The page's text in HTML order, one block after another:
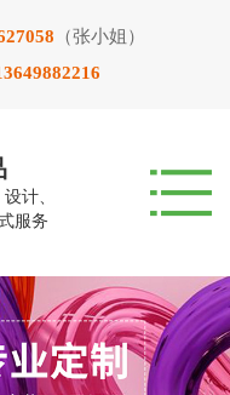
（张小姐）
计、
服务